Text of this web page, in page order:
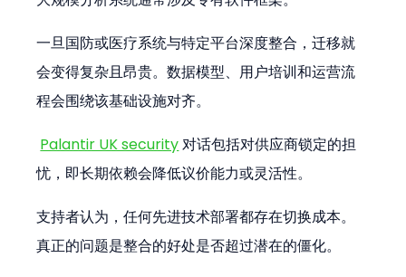
一旦国防或医疗系统与特定平台深度整合，迁移就
会变得复杂且昂贵。数据模型、用户培训和运营流
程会围绕该基础设施对齐。
Palantir UK security 对话包括对供应商锁定的担
忧，即长期依赖会降低议价能力或灵活性。
支持者认为，任何先进技术部署都存在切换成本。
真正的问题是整合的好处是否超过潜在的僵化。